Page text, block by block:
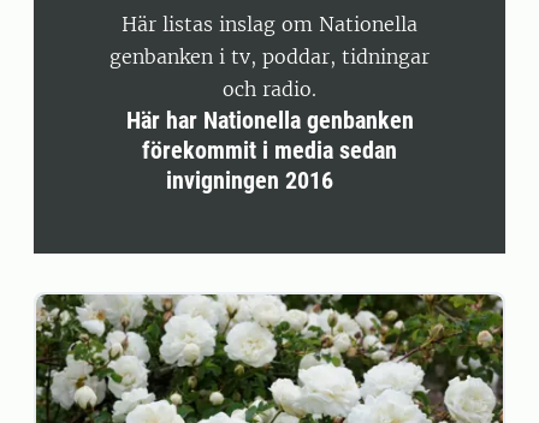
Här listas inslag om Nationella
genbanken i tv, poddar, tidningar
och radio.
Här har Nationella genbanken
förekommit i media sedan
invigningen 2016